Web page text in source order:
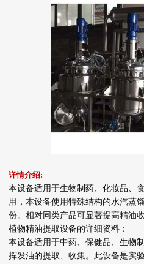
详情介绍:
本设备适用于生物制药、化妆品、
用，本设备使用特殊结构的水汽蒸
份。相对同类产品可显著提高精油收
植物精油提取设备的详细资料：
本设备适用于中药、保健品、生物
挥发油的提取、收集。此设备是实